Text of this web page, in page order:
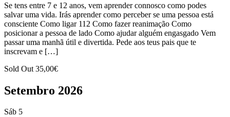
Se tens entre 7 e 12 anos, vem aprender connosco como podes
salvar uma vida. Irás aprender como perceber se uma pessoa está
consciente Como ligar 112 Como fazer reanimação Como
posicionar a pessoa de lado Como ajudar alguém engasgado Vem
passar uma manhã útil e divertida. Pede aos teus pais que te
inscrevam e […]
Sold Out 35,00€
Setembro 2026
Sáb 5